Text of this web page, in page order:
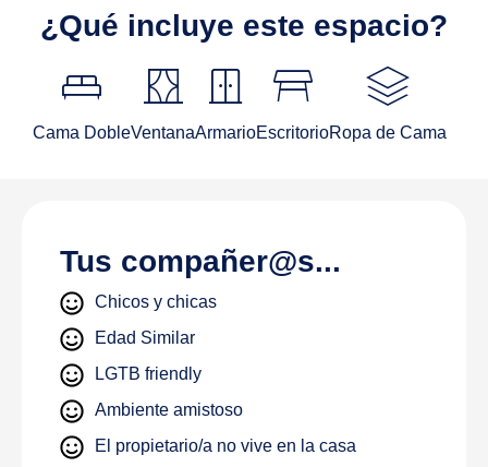
¿Qué incluye este espacio?
King_bed
Cama Doble
curtains
Ventana
door_sliding
Armario
table_restaurant
Escritorio
stacks
Ropa de Cama
Tus compañer@s...
Chicos y chicas
Edad Similar
LGTB friendly
Ambiente amistoso
El propietario/a no vive en la casa